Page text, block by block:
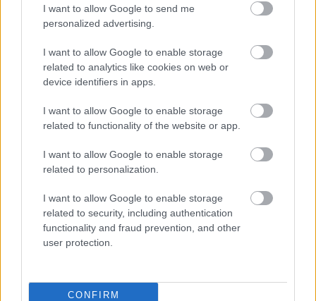
I want to allow Google to send me
personalized advertising.
I want to allow Google to enable storage
related to analytics like cookies on web or
device identifiers in apps.
I want to allow Google to enable storage
related to functionality of the website or app.
I want to allow Google to enable storage
related to personalization.
I want to allow Google to enable storage
related to security, including authentication
functionality and fraud prevention, and other
user protection.
CONFIRM
Társadalom és életmód Magyarországon a
két világháború között
Társadalom és életmód Magyarországon a
két világháború között (kiegészítő
irodalom)
Lapszám